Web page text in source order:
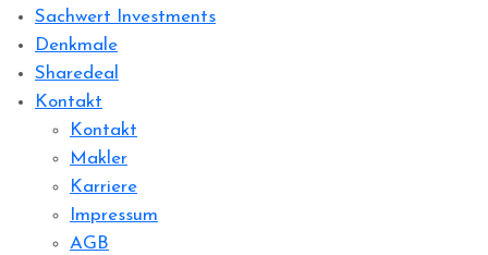
Sachwert Investments
Denkmale
Sharedeal
Kontakt
Kontakt
Makler
Karriere
Impressum
AGB